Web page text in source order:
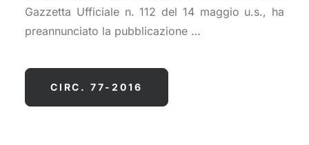
Gazzetta Ufficiale n. 112 del 14 maggio u.s., ha
preannunciato la pubblicazione …
CIRC. 77-2016